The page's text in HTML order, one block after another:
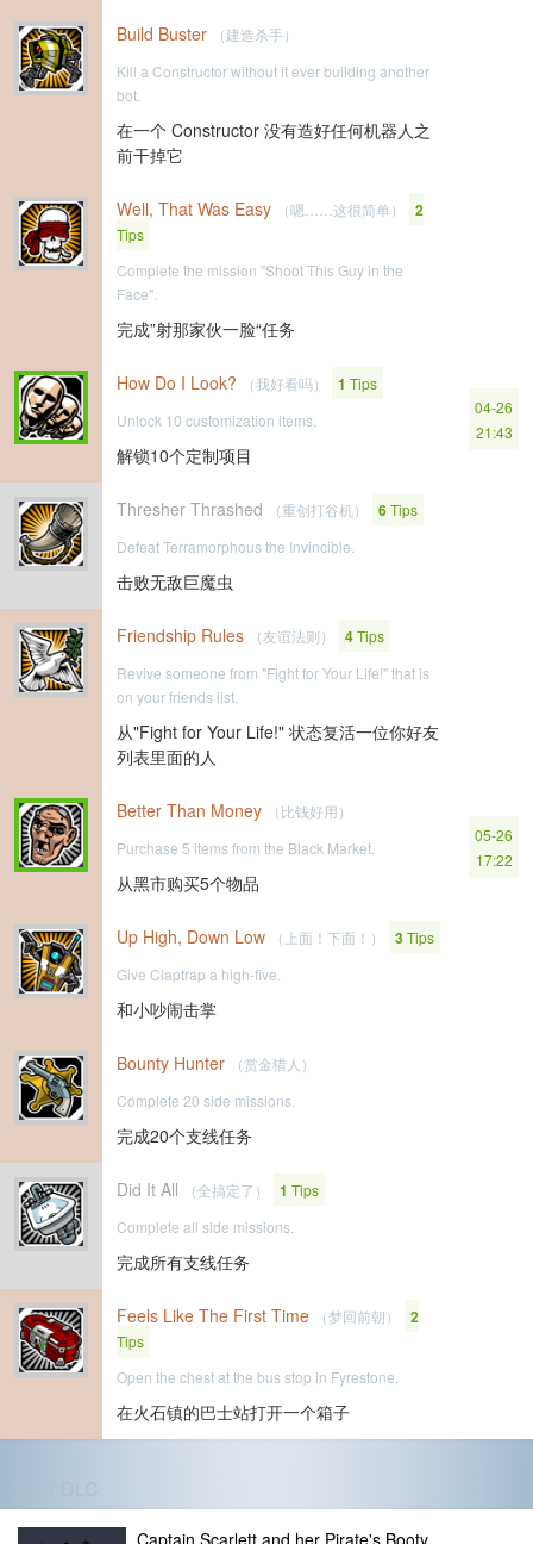
Build Buster
（建造杀手）
Kill a Constructor without it ever building another
bot.
在一个 Constructor 没有造好任何机器人之
前干掉它
Well, That Was Easy （嗯……这很简单） 2
Tips
Complete the mission "Shoot This Guy in the
Face".
完成”射那家伙一脸“任务
How Do I Look? （我好看吗） 1 Tips
Unlock 10 customization items.
解锁10个定制项目
04-26
21:43
Thresher Thrashed （重创打谷机） 6Tips
Defeat Terramorphous the Invincible.
击败无敌巨魔虫
Friendship Rules （友谊法则） 4Tips
Revive someone from "Fight for Your Life!" that is
on your friends list.
从"Fight for Your Life!" 状态复活一位你好友
列表里面的人
Better Than Money
（比钱好用）
Purchase 5 items from the Black Market.
从黑市购买5个物品
05-26
17:22
Up High, Down Low （上面！下面！） 3Tips
Give Claptrap a high-five.
和小吵闹击掌
Bounty Hunter
（赏金猎人）
Complete 20 side missions.
完成20个支线任务
Did It All （全搞定了） 1 Tips
Complete all side missions.
完成所有支线任务
Feels Like The First Time （梦回前朝） 2
Tips
Open the chest at the bus stop in Fyrestone.
在火石镇的巴士站打开一个箱子
Captain Scarlett and her Pirate's Booty